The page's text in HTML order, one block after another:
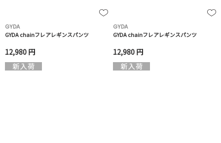
GYDA
GYDA chainフレアレギンスパンツ
12,980 円
GYDA
GYDA chainフレアレギンスパンツ
12,980 円